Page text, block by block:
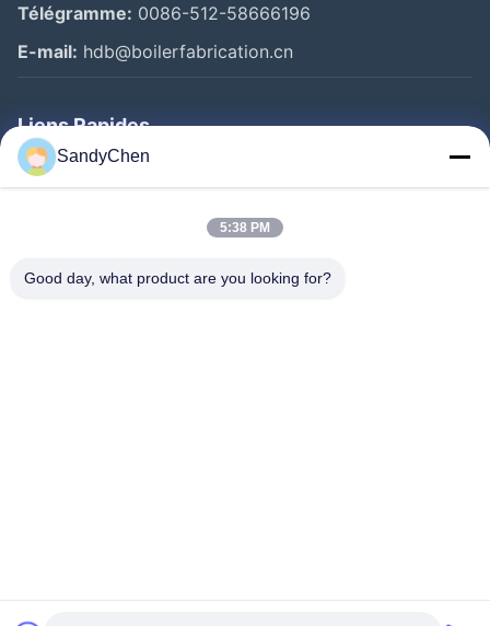
Télégramme: 0086-512-58666196
E-mail: hdb@boilerfabrication.cn
Liens Rapides
Maison
Au Sujet De Nous
©2017- Zhangjiagang HuaDong Boiler Co., Ltd.. Tout le monde. Les droits
SandyChen
5:38 PM
Good day, what product are you looking for?